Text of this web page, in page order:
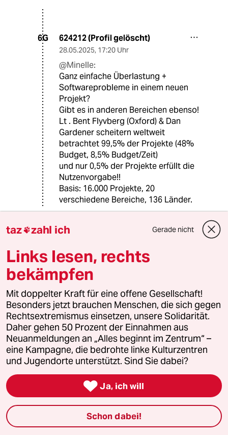
6G 624212 (Profil gelöscht)
28.05.2025, 17:20 Uhr
@Minelle:
Ganz einfache Überlastung +
Softwareprobleme in einem neuen
Projekt?
Gibt es in anderen Bereichen ebenso!
Lt . Bent Flyvberg (Oxford) & Dan
Gardener scheitern weltweit
betrachtet 99,5% der Projekte (48%
Budget, 8,5% Budget/Zeit)
und nur 0,5% der Projekte erfüllt die
Nutzenvorgabe!!
Basis: 16.000 Projekte, 20
verschiedene Bereiche, 136 Länder.
27.05.2025, 16:07 Uhr
Einmal mit Profis zusammen arbeiten
F Francesco
27.05.2025,15:53 Uhr
Kann man das nicht per Fax machen? Oder per
Üodt?
Lieselotte Schellong
15:26 Uhr
Jetzt wird's mir klar, scheint hier in oberbayr.
Landkreis auch so ein Problem zu sein. Nur die
taz zahl ich Gerade nicht
Links lesen, rechts
bekämpfen
Mit doppelter Kraft für eine offene Gesellschaft!
Besonders jetzt brauchen Menschen, die sich gegen
Rechtsextremismus einsetzen, unsere Solidarität.
Daher gehen 50 Prozent der Einnahmen aus
Neuanmeldungen an „Alles beginnt im Zentrum“ –
eine Kampagne, die bedrohte linke Kulturzentren
und Jugendorte unterstützt. Sind Sie dabei?
 Ja, ich will
Schon dabei!